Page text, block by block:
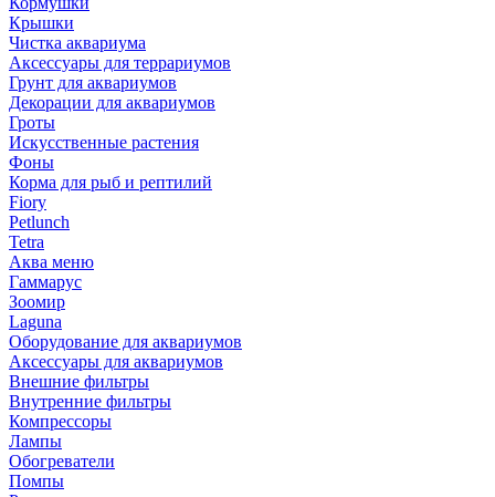
Крышки
Чистка аквариума
Аксессуары для террариумов
Грунт для аквариумов
Декорации для аквариумов
Гроты
Искусственные растения
Фоны
Корма для рыб и рептилий
Fiory
Petlunch
Tetra
Аква меню
Гаммарус
Зоомир
Laguna
Оборудование для аквариумов
Аксессуары для аквариумов
Внешние фильтры
Внутренние фильтры
Компрессоры
Лампы
Обогреватели
Помпы